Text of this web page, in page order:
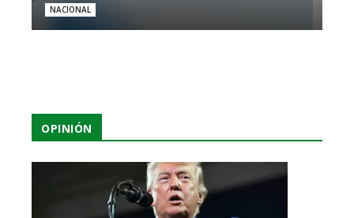
NACIONAL
OPINIÓN